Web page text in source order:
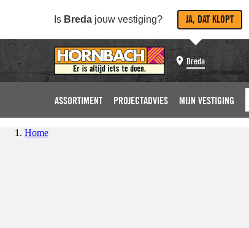
Is Breda jouw vestiging? JA, DAT KLOPT
Breda
ASSORTIMENT PROJECTADVIES MIJN VESTIGING
Home